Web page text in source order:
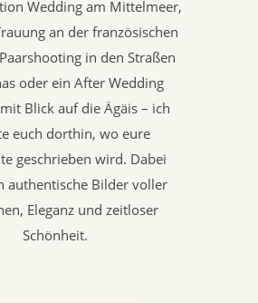
Wedding am Mittelmeer,
an der französischen
in den Straßen
oder ein After Wedding
Blick auf die Ägäis – ich
euch dorthin, wo eure
geschrieben wird. Dabei
authentische Bilder voller
Eleganz und zeitloser
Schönheit.